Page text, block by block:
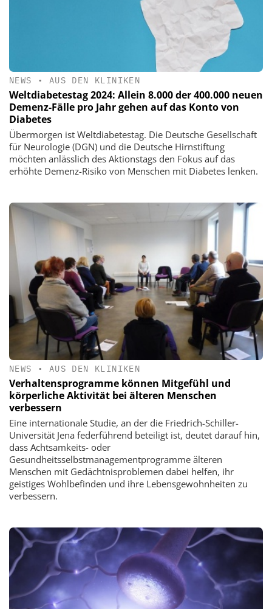
NEWS • AUS DEN KLINIKEN
Weltdiabetestag 2024: Allein 8.000 der 400.000 neuen
Demenz-Fälle pro Jahr gehen auf das Konto von
Diabetes
Übermorgen ist Weltdiabetestag. Die Deutsche Gesellschaft
für Neurologie (DGN) und die Deutsche Hirnstiftung
möchten anlässlich des Aktionstags den Fokus auf das
erhöhte Demenz-Risiko von Menschen mit Diabetes lenken.
NEWS • AUS DEN KLINIKEN
Verhaltensprogramme können Mitgefühl und
körperliche Aktivität bei älteren Menschen
verbessern
Eine internationale Studie, an der die Friedrich-Schiller-
Universität Jena federführend beteiligt ist, deutet darauf hin,
dass Achtsamkeits- oder
Gesundheitsselbstmanagementprogramme älteren
Menschen mit Gedächtnisproblemen dabei helfen, ihr
geistiges Wohlbefinden und ihre Lebensgewohnheiten zu
verbessern.